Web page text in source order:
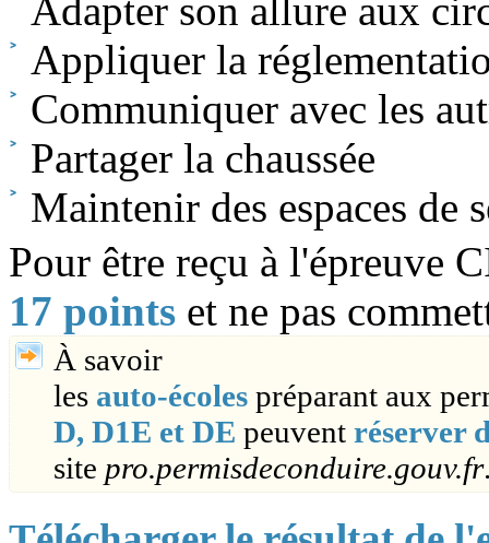
Adapter son allure aux
Appliquer la
Communiquer avec les
Partager la chaussée
Maintenir des espaces de
Pour être reçu à l'épreuve
17 points et ne pas
À savoir
les auto-écoles préparant aux
D, D1E et DE peuvent réserver
site pro.permisdeconduire.gouv.fr